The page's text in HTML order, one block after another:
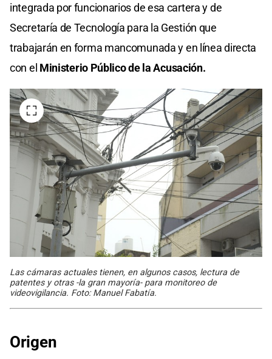
integrada por funcionarios de esa cartera y de
Secretaría de Tecnología para la Gestión que
trabajarán en forma mancomunada y en línea directa
con el Ministerio Público de la Acusación.
Las cámaras actuales tienen, en algunos casos, lectura de
patentes y otras -la gran mayoría- para monitoreo de
videovigilancia. Foto: Manuel Fabatía.
Origen